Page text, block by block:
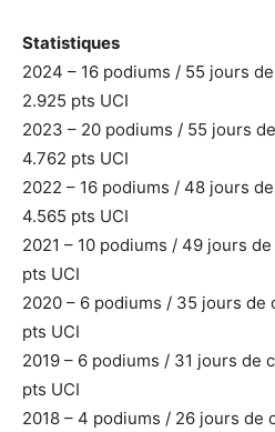
Statistiques
2024 – 16 podiums / 55 jours
2.925 pts UCI
2023 – 20 podiums / 55 jours
4.762 pts UCI
2022 – 16 podiums / 48 jours
4.565 pts UCI
2021 – 10 podiums / 49 jours
pts UCI
2020 – 6 podiums / 35 jours de
pts UCI
2019 – 6 podiums / 31 jours de
pts UCI
2018 – 4 podiums / 26 jours de